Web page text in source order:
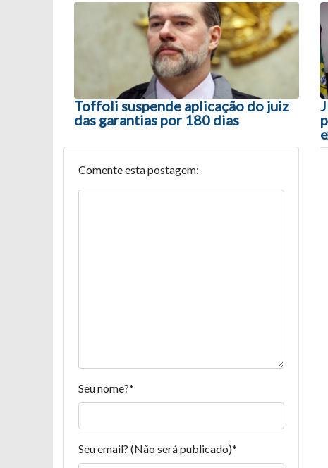
Navegação entre posts
Toffoli suspende aplicação do juiz
das garantias por 180 dias
Comente esta postagem:
Seu nome?*
Seu email? (Não será publicado)*